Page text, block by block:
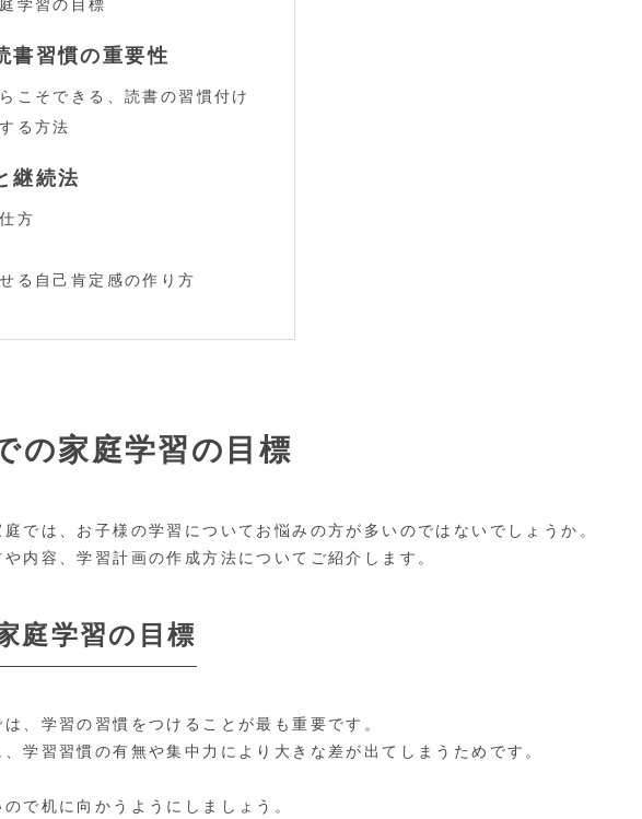
学習の目標
書習慣の重要性
こそできる、読書の習慣付け
る方法
継続法
方
る自己肯定感の作り方
の家庭学習の目標
では、お子様の学習についてお悩みの方が多いのではないでしょうか。
内容、学習計画の作成方法についてご紹介します。
庭学習の目標
、学習の習慣をつけることが最も重要です。
学習習慣の有無や集中力により大きな差が出てしまうためです。
で机に向かうようにしましょう。